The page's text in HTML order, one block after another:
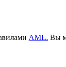
AML. Вы